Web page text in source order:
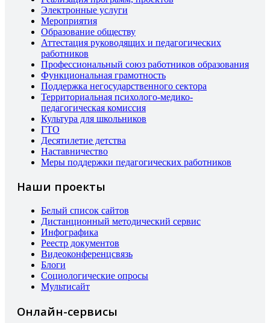
Электронные услуги
Мероприятия
Образование обществу
Аттестация руководящих и педагогических
работников
Профессиональный союз работников образования
Функциональная грамотность
Поддержка негосударственного сектора
Территориальная психолого-медико-
педагогическая комиссия
Культура для школьников
ГТО
Десятилетие детства
Наставничество
Меры поддержки педагогических работников
Наши проекты
Белый список сайтов
Дистанционный методический сервис
Инфографика
Реестр документов
Видеоконференцсвязь
Блоги
Социологические опросы
Мультисайт
Онлайн-сервисы